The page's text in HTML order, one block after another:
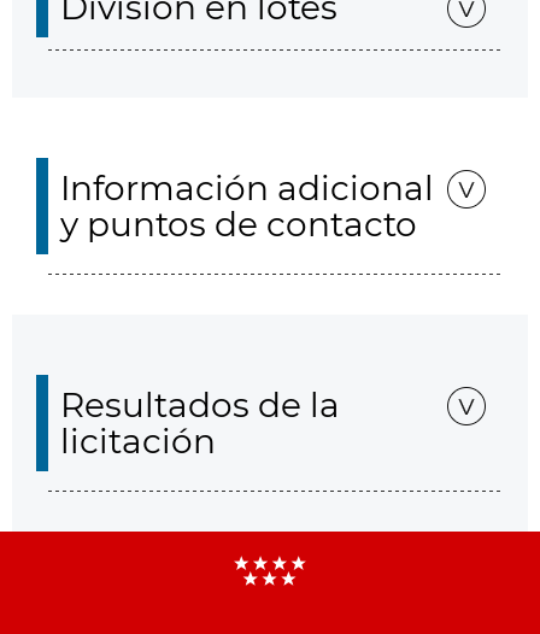
Información adicional
y puntos de contacto
Resultados de la
licitación